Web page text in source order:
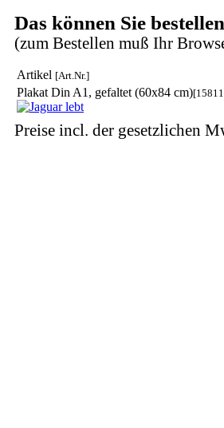
Das können Sie
(zum Bestellen muß Ihr
Artikel [Art.Nr.]
Plakat Din A1, gefaltet (60x84 cm)
Preise incl. der gesetzlichen